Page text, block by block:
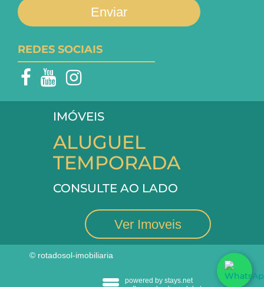
Enviar
REDES SOCIAIS
IMÓVEIS
ALUGUEL
TEMPORADA
CONSULTE AO LADO
Ver Imoveis
© rotadosol-imobiliaria
powered by stays.net